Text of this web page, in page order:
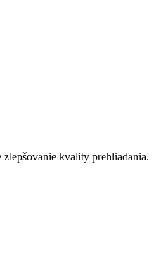
kvality prehliadania.